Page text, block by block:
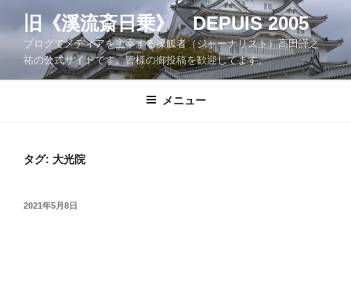
ツ
旧《溪流斎日乗》 DEPUIS 2005
ブログでメディアを主宰する操觚者（ジャーナリスト）高田謹之
祐の公式サイトです。皆様の御投稿を歓迎してます。
メニュー
タグ: 大光院
投
2021年5月8日